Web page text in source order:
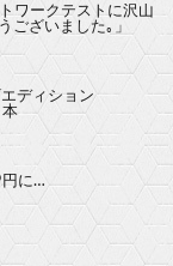
ワークテストに沢山
ございました｡」
ディション
円に…